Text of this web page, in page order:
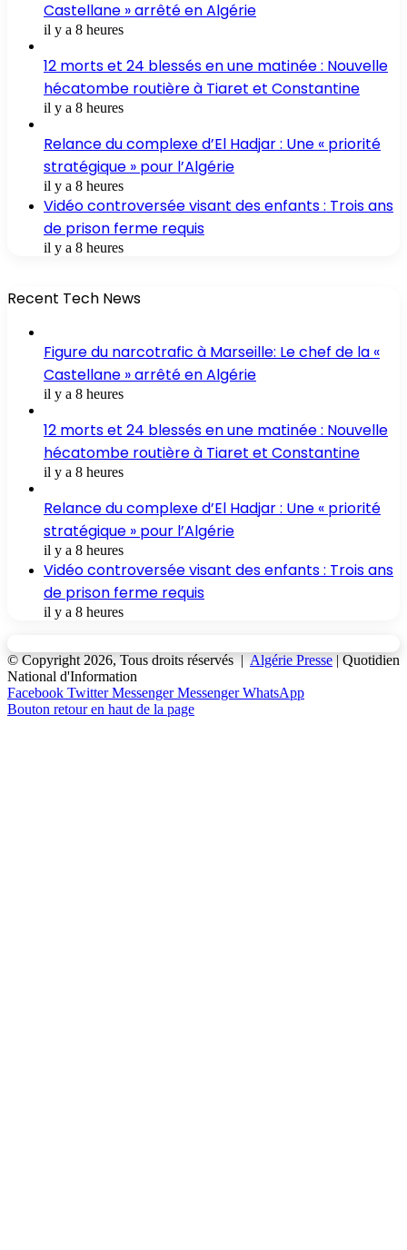
Castellane » arrêté en Algérie
il y a 8 heures
12 morts et 24 blessés en une matinée : Nouvelle
hécatombe routière à Tiaret et Constantine
il y a 8 heures
Relance du complexe d’El Hadjar : Une « priorité
stratégique » pour l’Algérie
il y a 8 heures
Vidéo controversée visant des enfants : Trois ans
de prison ferme requis
il y a 8 heures
Recent Tech News
Figure du narcotrafic à Marseille: Le chef de la «
Castellane » arrêté en Algérie
il y a 8 heures
12 morts et 24 blessés en une matinée : Nouvelle
hécatombe routière à Tiaret et Constantine
il y a 8 heures
Relance du complexe d’El Hadjar : Une « priorité
stratégique » pour l’Algérie
il y a 8 heures
Vidéo controversée visant des enfants : Trois ans
de prison ferme requis
il y a 8 heures
© Copyright 2026, Tous droits réservés |Algérie Presse| Quotidien
National d'Information
Facebook Twitter Messenger Messenger WhatsApp
Bouton retour en haut de la page